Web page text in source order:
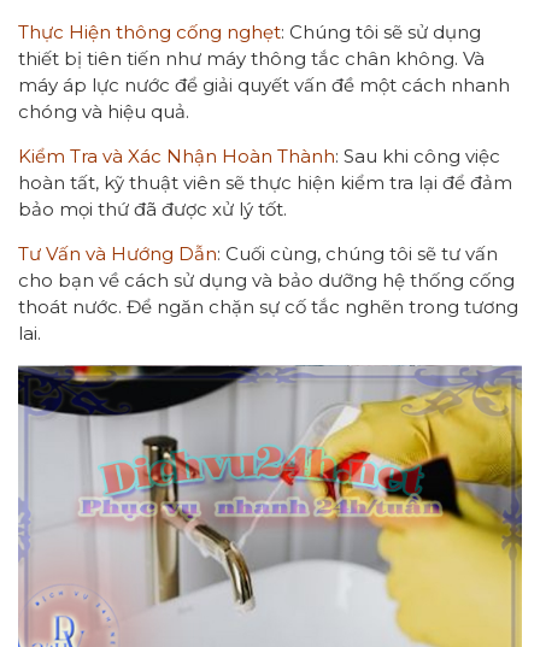
Thực Hiện thông cống nghẹt: Chúng tôi sẽ sử dụng
thiết bị tiên tiến như máy thông tắc chân không. Và
máy áp lực nước để giải quyết vấn đề một cách nhanh
chóng và hiệu quả.
Kiểm Tra và Xác Nhận Hoàn Thành: Sau khi công việc
hoàn tất, kỹ thuật viên sẽ thực hiện kiểm tra lại để đảm
bảo mọi thứ đã được xử lý tốt.
Tư Vấn và Hướng Dẫn: Cuối cùng, chúng tôi sẽ tư vấn
cho bạn về cách sử dụng và bảo dưỡng hệ thống cống
thoát nước. Để ngăn chặn sự cố tắc nghẽn trong tương
lai.